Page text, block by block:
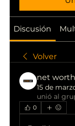
Discusión
Volver
net
15 de
unió al
0